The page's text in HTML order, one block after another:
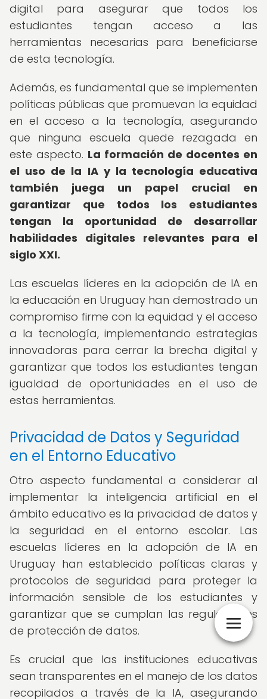
digital para asegurar que todos los
estudiantes tengan acceso a las
herramientas necesarias para beneficiarse
de esta tecnología.
Además, es fundamental que se implementen
políticas públicas que promuevan la equidad
en el acceso a la tecnología, asegurando
que ninguna escuela quede rezagada en
este aspecto. La formación de docentes en
el uso de la IA y la tecnología educativa
también juega un papel crucial en
garantizar que todos los estudiantes
tengan la oportunidad de desarrollar
habilidades digitales relevantes para el
siglo XXI.
Las escuelas líderes en la adopción de IA en
la educación en Uruguay han demostrado un
compromiso firme con la equidad y el acceso
a la tecnología, implementando estrategias
innovadoras para cerrar la brecha digital y
garantizar que todos los estudiantes tengan
igualdad de oportunidades en el uso de
estas herramientas.
Privacidad de Datos y Seguridad
en el Entorno Educativo
Otro aspecto fundamental a considerar al
implementar la inteligencia artificial en el
ámbito educativo es la privacidad de datos y
la seguridad en el entorno escolar. Las
escuelas líderes en la adopción de IA en
Uruguay han establecido políticas claras y
protocolos de seguridad para proteger la
información sensible de los estudiantes y
garantizar que se cumplan las regulaciones
de protección de datos.
Es crucial que las instituciones educativas
sean transparentes en el manejo de los datos
recopilados a través de la IA, asegurando